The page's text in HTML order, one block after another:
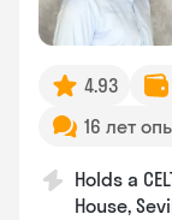
4.93
16 лет
Holds a
House,